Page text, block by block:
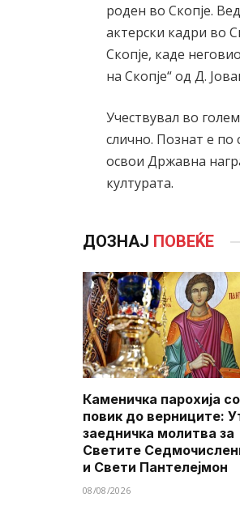
роден во Скопје.
актерски кадри во
Скопје, каде
на Скопје“ од Д.
Учествувал во
слично. Познат е
освои Државна
културата.
ДОЗНАЈ ПОВЕЌЕ
Каменичка парохија со
повик до верниците:
заедничка молитва за
Светите
и Свети Пантелејмон
08/08/2026